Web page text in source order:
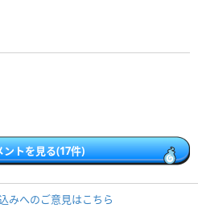
トを見る(17件)
みへのご意見はこちら